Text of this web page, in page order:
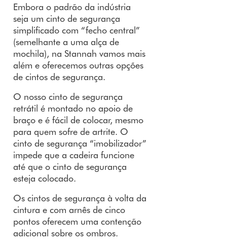
Embora o padrão da indústria
seja um cinto de segurança
simplificado com “fecho central”
(semelhante a uma alça de
mochila), na Stannah vamos mais
além e oferecemos outras opções
de cintos de segurança.
O nosso cinto de segurança
retrátil é montado no apoio de
braço e é fácil de colocar, mesmo
para quem sofre de artrite. O
cinto de segurança “imobilizador”
impede que a cadeira funcione
até que o cinto de segurança
esteja colocado.
Os cintos de segurança à volta da
cintura e com arnês de cinco
pontos oferecem uma contenção
adicional sobre os ombros.